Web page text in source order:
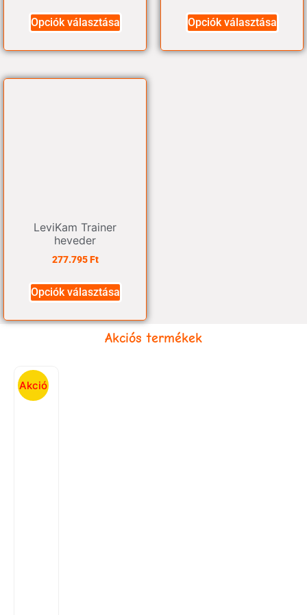
Opciók választása Opciók választása
LeviKam Trainer
heveder
277.795Ft
Opciók választása
Akciós termékek
Akció